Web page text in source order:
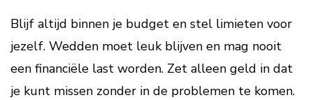
Blijf altijd binnen je budget en stel limieten voor
jezelf. Wedden moet leuk blijven en mag nooit
een financiële last worden. Zet alleen geld in dat
je kunt missen zonder in de problemen te komen.